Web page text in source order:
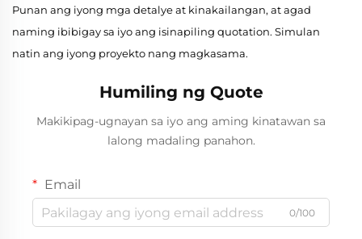
Punan ang iyong mga detalye at kinakailangan, at agad
naming ibibigay sa iyo ang isinapiling quotation. Simulan
natin ang iyong proyekto nang magkasama.
Humiling ng Quote
Makikipag-ugnayan sa iyo ang aming kinatawan sa
lalong madaling panahon.
Email
0/100